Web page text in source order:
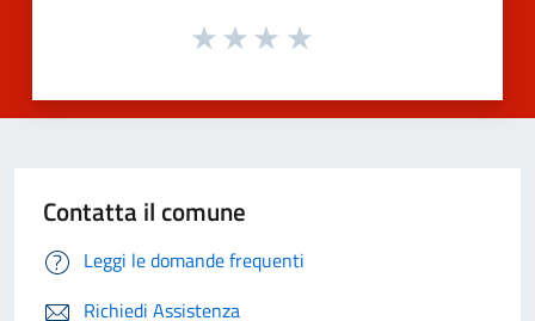
Contatta il comune
Leggi le domande frequenti
Richiedi Assistenza